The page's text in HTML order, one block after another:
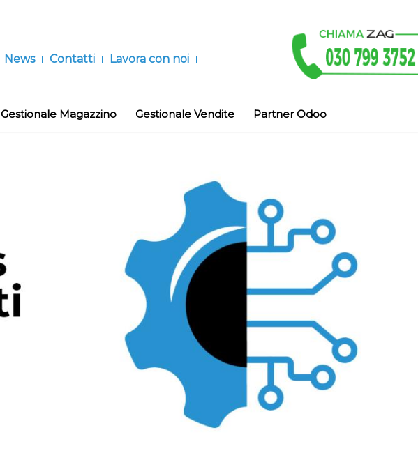
News Contatti Lavora con noi
Gestionale Magazzino Gestionale Vendite Partner Odoo